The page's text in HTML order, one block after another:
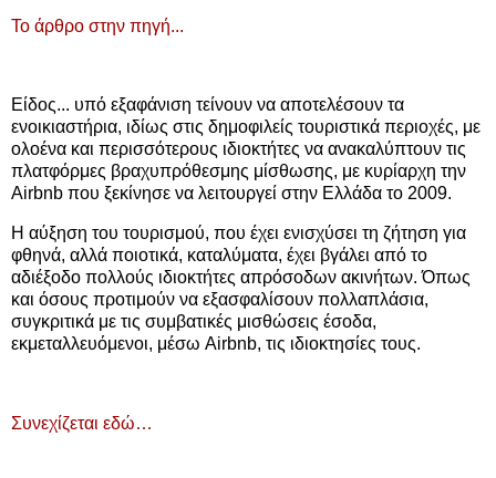
Το άρθρο στην πηγή...
Είδος... υπό εξαφάνιση τείνουν να αποτελέσουν τα
ενοικιαστήρια, ιδίως στις δημοφιλείς τουριστικά περιοχές, με
ολοένα και περισσότερους ιδιοκτήτες να ανακαλύπτουν τις
πλατφόρμες βραχυπρόθεσμης μίσθωσης, με κυρίαρχη την
Airbnb που ξεκίνησε να λειτουργεί στην Ελλάδα το 2009.
Η αύξηση του τουρισμού, που έχει ενισχύσει τη ζήτηση για
φθηνά, αλλά ποιοτικά, καταλύματα, έχει βγάλει από το
αδιέξοδο πολλούς ιδιοκτήτες απρόσοδων ακινήτων. Όπως
και όσους προτιμούν να εξασφαλίσουν πολλαπλάσια,
συγκριτικά με τις συμβατικές μισθώσεις έσοδα,
εκμεταλλευόμενοι, μέσω Airbnb, τις ιδιοκτησίες τους.
Συνεχίζεται εδώ…